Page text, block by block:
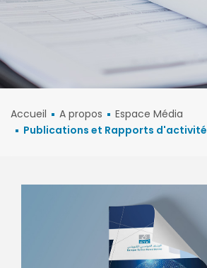
Accueil A propos
Espace Média
Publications et Rapports d'activité